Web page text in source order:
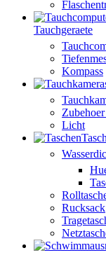
Tauchgeraete
Kompass
Licht
Rucksack